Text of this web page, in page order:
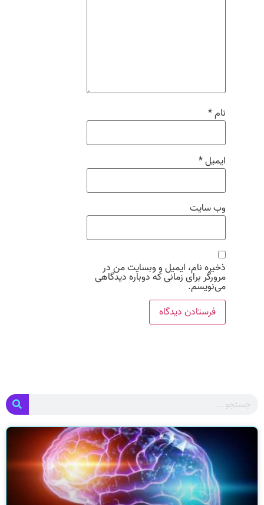
نام*
ایمیل*
وب‌ سایت
ذخیره نام، ایمیل و وبسایت من در
مرورگر برای زمانی که دوباره دیدگاهی
می‌نویسم.